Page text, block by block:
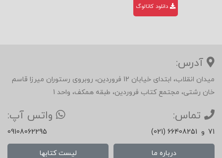
دانلود کاتالوگ
آدرس:
میدان انقلاب، ابتدای خیابان 12 فروردین، روبروی رستوران میرزا قاسم
خان رشتی، مجتمع کتاب فروردین، طبقه همکف، واحد 1
تماس:
(021) 66408251 و 71
واتس آپ:
09108062295
درباره ما لیست کتابها